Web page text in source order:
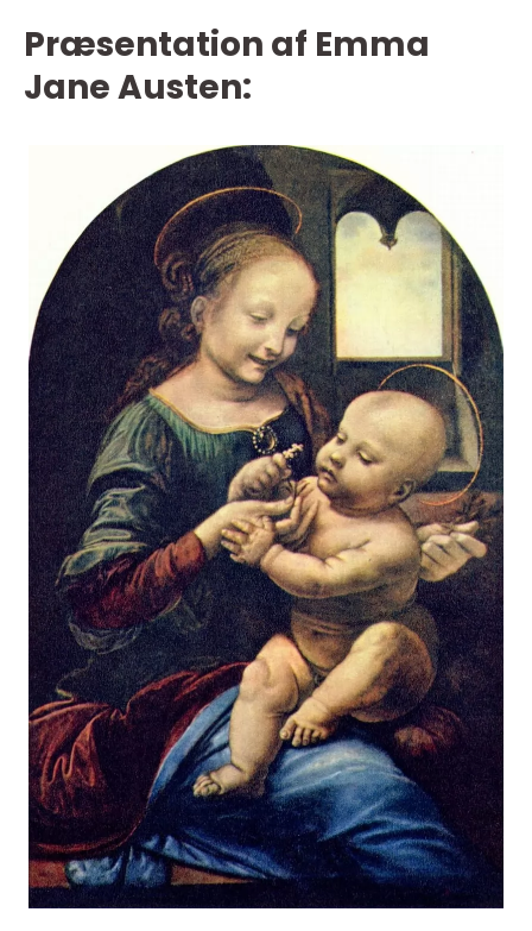
Præsentation af Emma
Jane Austen: